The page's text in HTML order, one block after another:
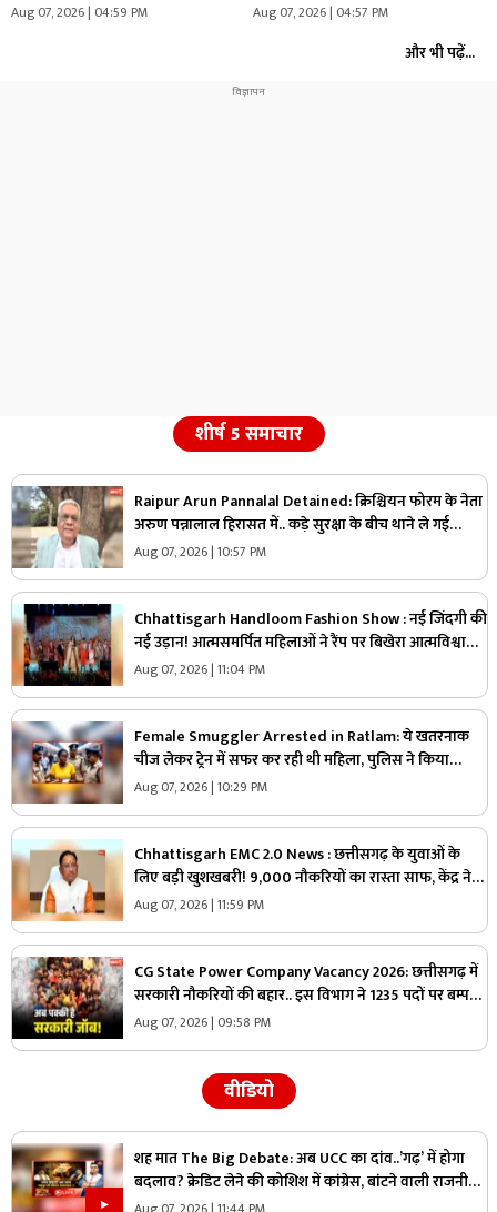
Aug 07, 2026 | 04:59 PM Aug 07, 2026 | 04:57 PM
और भी पढ़ें...
शीर्ष 5 समाचार
Raipur Arun Pannalal Detained: क्रिश्चियन फोरम के नेता
अरुण पन्नालाल हिरासत में.. कड़े सुरक्षा के बीच थाने ले गई
पुलिस, जानें क्या है आरोप
Aug 07, 2026 | 10:57 PM
Chhattisgarh Handloom Fashion Show : नई जिंदगी की
नई उड़ान! आत्मसमर्पित महिलाओं ने रैंप पर बिखेरा आत्मविश्वास,
तस्वीरें जीत लेंगी आपका दिल
Aug 07, 2026 | 11:04 PM
Female Smuggler Arrested in Ratlam: ये खतरनाक
चीज लेकर ट्रेन में सफर कर रही थी महिला, पुलिस ने किया
गिरफ्तार, जांच में सामने आई चौंकाने वाली सच्चाई
Aug 07, 2026 | 10:29 PM
Chhattisgarh EMC 2.0 News : छत्तीसगढ़ के युवाओं के
लिए बड़ी खुशखबरी! 9,000 नौकरियों का रास्ता साफ, केंद्र ने
दी मेगा प्रोजेक्ट को मंजूरी
Aug 07, 2026 | 11:59 PM
CG State Power Company Vacancy 2026: छत्तीसगढ़ में
सरकारी नौकरियों की बहार.. इस विभाग ने 1235 पदों पर बम्पर
भर्ती, डाटा एंट्री ऑपरेटर के ही 400 पद
Aug 07, 2026 | 09:58 PM
वीडियो
शह मात The Big Debate: अब UCC का दांव..’गढ़’ में होगा
बदलाव? क्रेडिट लेने की कोशिश में कांग्रेस, बांटने वाली राजनीति
पर क्या है सरकार का जवाब?